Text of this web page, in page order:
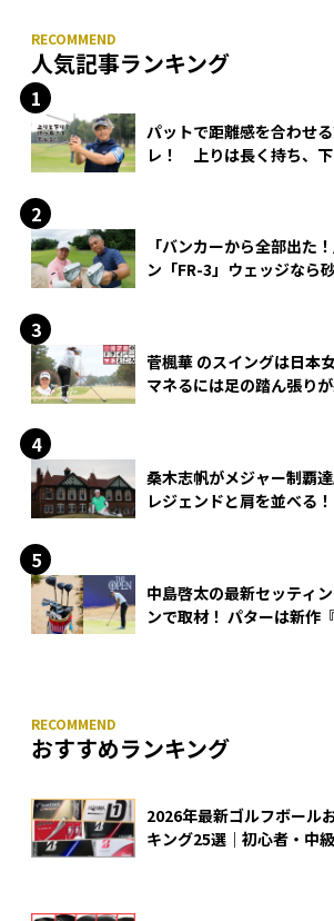
人気記事ランキング
パットで距離感を合わせ
レ！ 上りは長く持ち、下
「バンカーから全部出た
ン「FR-3」ウェッジなら
菅楓華 のスイングは日本
マネるには足の踏ん張り
桑木志帆がメジャー制覇
レジェンドと肩を並べる！
中島啓太の最新セッティ
ンで取材！ パターは新作
おすすめランキング
2026年最新ゴルフボール
キング25選｜初心者・中